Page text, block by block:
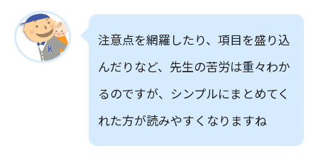
注意点を網羅したり、項目を盛り込
んだりなど、先生の苦労は重々わか
るのですが、シンプルにまとめてく
れた方が読みやすくなりますね